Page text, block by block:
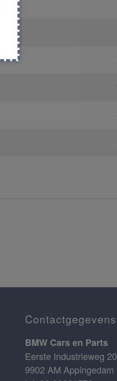
Contactgegevens
BMW Cars en Parts
Eerste Industrieweg 20
9902 AM Appingedam